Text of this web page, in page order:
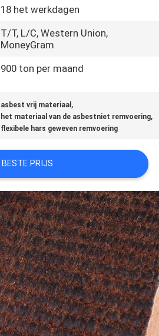
18 het werkdagen
T/T, L/C, Western Union,
MoneyGram
900 ton per maand
asbest vrij materiaal ,
het materiaal van de asbestniet remvoering,
flexibele hars geweven remvoering
BESTE PRIJS